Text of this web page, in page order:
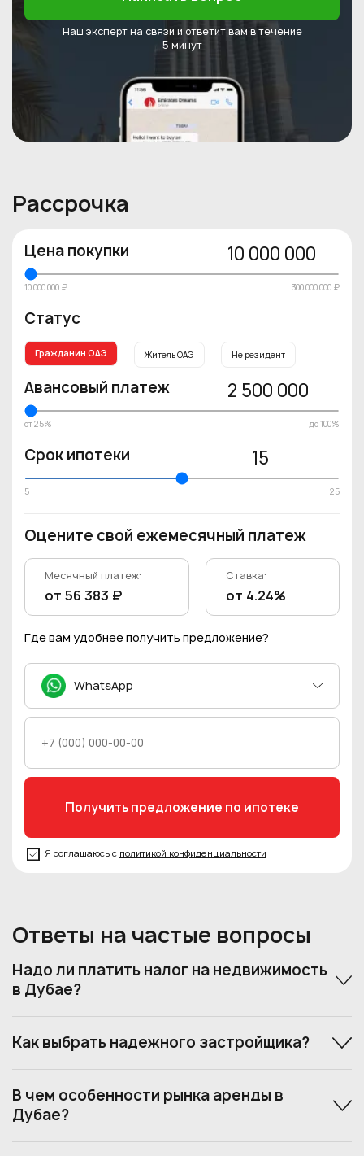
Наш эксперт на связи и ответитвам в течение
5 минут
Рассрочка
Цена покупки 10 000 000
10 000 000 ₽ 300 000 000 ₽
Статус
Гражданин ОАЭ Житель ОАЭ Не резидент
Авансовый платеж 2 500 000
от 25% до 100%
Срок ипотеки 15
5 25
Оцените свой ежемесячный платеж
Месячный платеж:
от 56 383 ₽
Ставка:
от 4.24%
Где вам удобнее получить предложение?
WhatsApp
Я соглашаюсь с политикой конфиденциальности
Ответы на частые вопросы
Надо ли платить налог на недвижимость
в Дубае?
Как выбрать надежного застройщика?
В чем особенности рынка аренды в
Дубае?